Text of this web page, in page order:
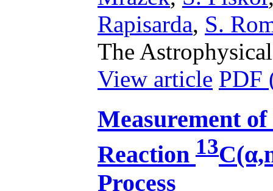
Rapisarda, S.
The
View article PDF
Measurement
Reaction 13
Process